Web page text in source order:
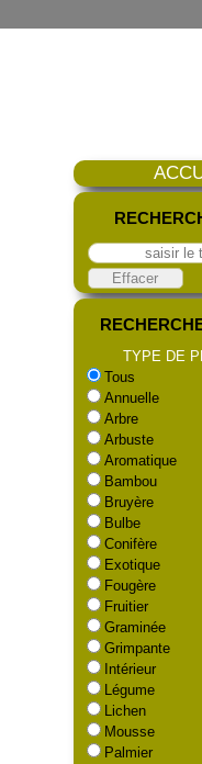
TYPE DE
Tous
Annuelle
Arbre
Arbuste
Aromatique
Bambou
Bruyère
Bulbe
Conifère
Exotique
Fougère
Fruitier
Graminée
Grimpante
Intérieur
Légume
Lichen
Mousse
Palmier